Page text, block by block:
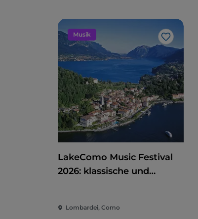
Musik
Like
LakeComo Music Festival
2026: klassische und
am Comer See
Lombardei, Como